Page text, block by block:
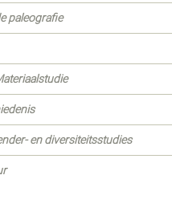
paleografie
en diversiteitsstudies